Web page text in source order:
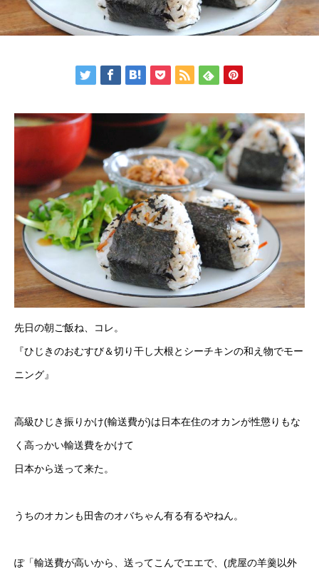
先日の朝ご飯ね、コレ。
『ひじきのおむすび＆切り干し大根とシーチキンの和え物でモー
ニング』
高級ひじき振りかけ(輸送費が)は日本在住のオカンが性懲りもな
く高っかい輸送費をかけて
日本から送って来た。
うちのオカンも田舎のオバちゃん有る有るやねん。
ぽ「輸送費が高いから、送ってこんでエエで、(虎屋の羊羹以外